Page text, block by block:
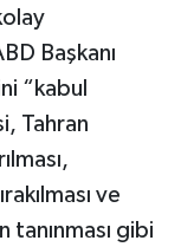
Başkanı
“kabul
Tahran
ve
tanınması gibi